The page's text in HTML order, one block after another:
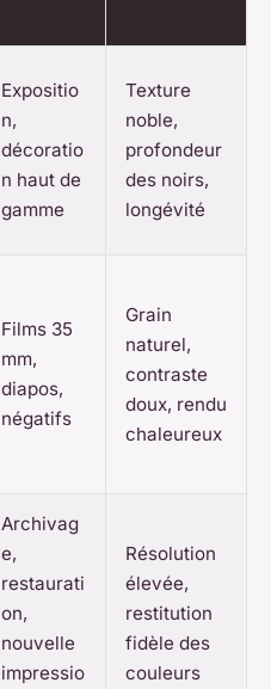
Expositio
n,
décoratio
n haut de
gamme
Texture
noble,
profondeur
des noirs,
longévité
Films 35
mm,
diapos,
négatifs
Grain
naturel,
contraste
doux, rendu
chaleureux
Archivag
e,
restaurati
on,
nouvelle
impressio
Résolution
élevée,
restitution
fidèle des
couleurs